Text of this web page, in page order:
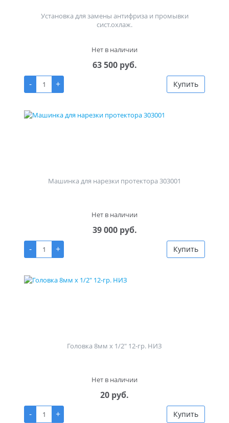
Установка для замены антифриза и промывки
сист.охлаж.
Нет в наличии
63 500 руб.
-
+ Купить
Машинка для нарезки протектора 303001
Нет в наличии
39 000 руб.
-
+ Купить
Головка 8мм х 1/2" 12-гр. НИЗ
Нет в наличии
20 руб.
-
+ Купить